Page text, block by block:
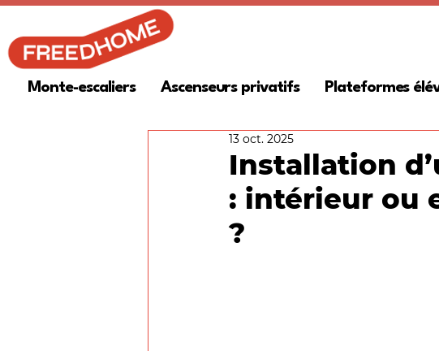
Monte-escaliers Ascenseurs privatifs Plateformes
Installation
: intérieur ou
?
13 oct. 2025